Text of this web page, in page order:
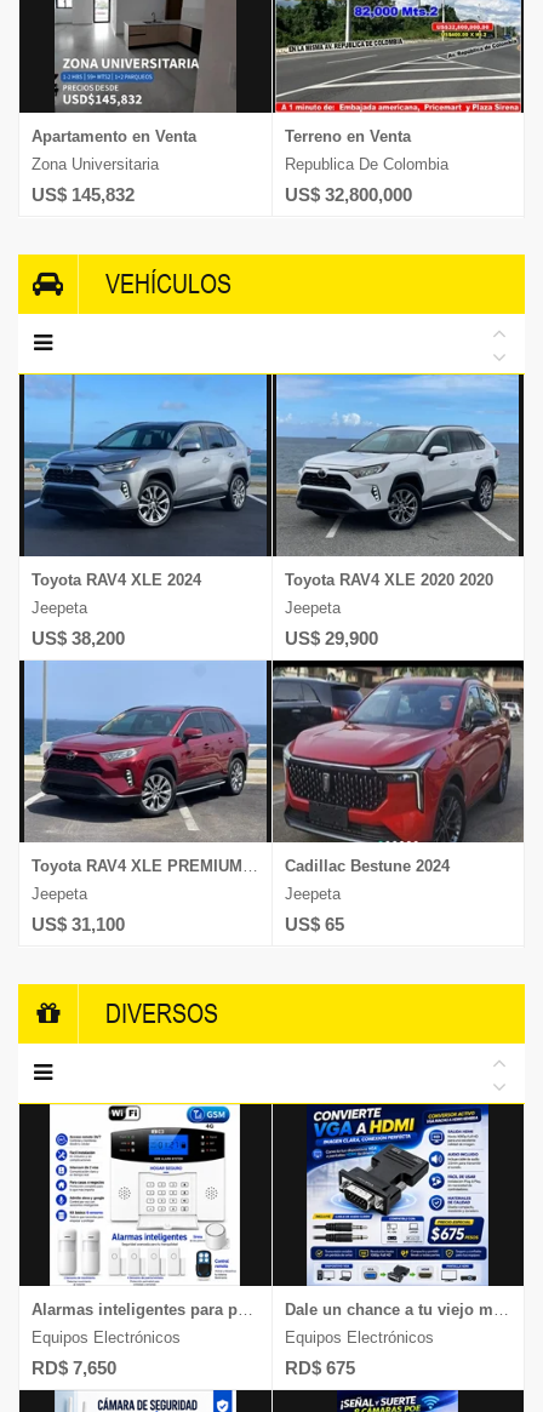
Apartamento en Venta
Zona Universitaria
US$ 145,832
Terreno en Venta
Republica De Colombia
US$ 32,800,000
VEHÍCULOS
Toyota RAV4 XLE 2024
Jeepeta
US$ 38,200
Toyota RAV4 XLE PREMIUM 2021
Jeepeta
US$ 31,100
Toyota RAV4 XLE 2020 2020
Jeepeta
US$ 29,900
Cadillac Bestune 2024
Jeepeta
US$ 65
DIVERSOS
Alarmas inteligentes para proteger tu casa o negocio sin usar cableado
Equipos Electrónicos
RD$ 7,650
Dale un chance a tu viejo monitor, convertidor de Hdmi a Vga chequea
Equipos Electrónicos
RD$ 675